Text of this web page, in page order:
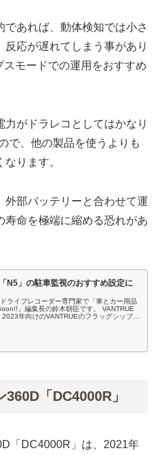
あれば、動体検知では小さ
応が遅れてしまう事があり
モードでの運用をおすすめ
がドラレコとしてはかなり
で、他の製品を使うよりも
ります。
部バッテリーと合わせて運
寿命を極端に縮める恐れがあ
N5」の駐車監視のおすすめ設定に
ライブレコーダー専門家で「車とカー用品
」編集長の鈴木朝臣です。 VANTRUE
年向けのVANTRUEのフラッグシップモ
「DC4000R」
「DC4000R」は、2021年